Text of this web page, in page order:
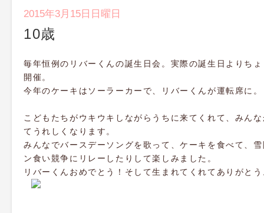
2015年3月15日日曜日
10歳
毎年恒例のリバーくんの誕生日会。実際の誕生日よりち
開催。
今年のケーキはソーラーカーで、リバーくんが運転席に。
こどもたちがウキウキしながらうちに来てくれて、みん
てうれしくなります。
みんなでバースデーソングを歌って、ケーキを食べて、
ン食い競争にリレーしたりして楽しみました。
リバーくんおめでとう！そして生まれてくれてありがと